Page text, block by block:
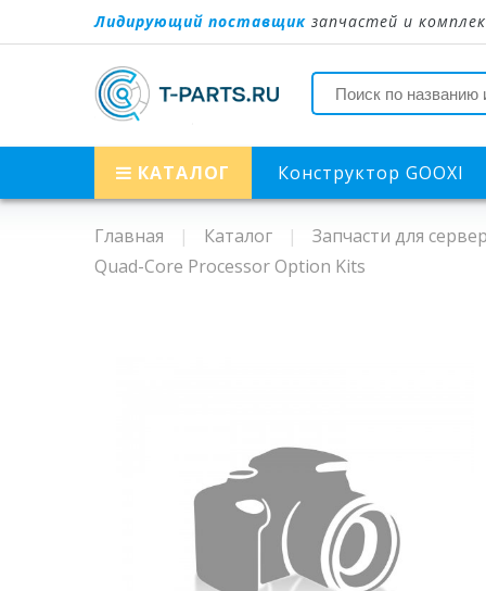
Лидирующий поставщик запчастей и
КАТАЛОГ Конструктор GOOXI
Главная Каталог
Запчасти для
Quad-Core Processor Option Kits